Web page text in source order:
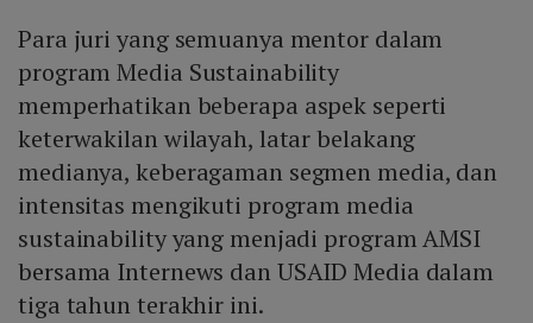
Para juri yang semuanya mentor dalam
program Media Sustainability
memperhatikan beberapa aspek seperti
keterwakilan wilayah, latar belakang
medianya, keberagaman segmen media, dan
intensitas mengikuti program media
sustainability yang menjadi program AMSI
bersama Internews dan USAID Media dalam
tiga tahun terakhir ini.